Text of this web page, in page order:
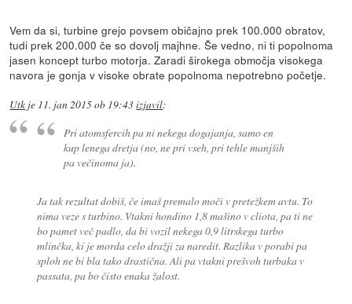
Vem da si, turbine grejo povsem običajno prek 100.000 obratov,
tudi prek 200.000 če so dovolj majhne. Še vedno, ni ti popolnoma
jasen koncept turbo motorja. Zaradi širokega območja visokega
navora je gonja v visoke obrate popolnoma nepotrebno početje.
Utk je 11. jan 2015 ob 19:43izjavil:
Pri atomsfercih pa ni nekega dogajanja, samo en
kup lenega dretja (no, ne pri vseh, pri tehle manjših
pa večinoma ja).
Ja tak rezultat dobiš, če imaš premalo moči v pretežkem avtu. To
nima veze s turbino. Vtakni hondino 1,8 mašino v cliota, pa ti ne
bo pamet več padlo, da bi vozil nekega 0,9 litrskega turbo
mlinčka, ki je morda celo dražji za naredit. Razlika v porabi pa
sploh ne bi bla tako drastična. Ali pa vtakni prešvoh turbaka v
passata, pa bo čisto enaka žalost.